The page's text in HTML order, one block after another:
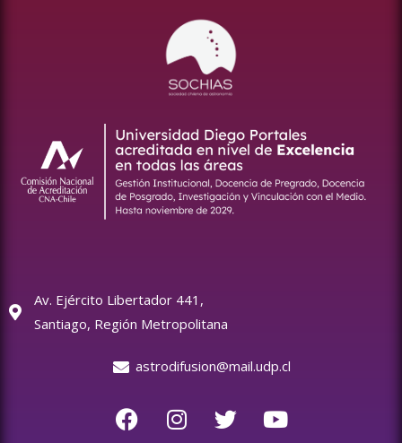
Av. Ejército Libertador 441,
Santiago, Región Metropolitana
astrodifusion@mail.udp.cl